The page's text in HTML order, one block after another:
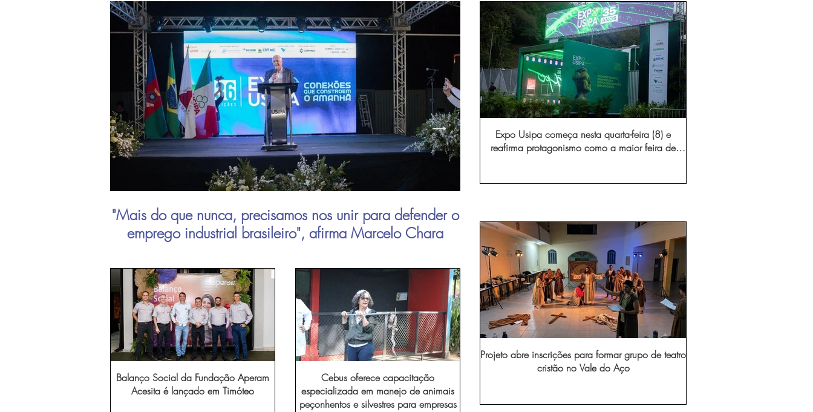
"Mais do que nunca, precisamos nos unir para defender o
emprego industrial brasileiro", afirma Marcelo Chara
viagens de caminhões por ano pelas vias de Timóteo
Balanço Social da Fundação Aperam
Acesita é lançado em Timóteo
Cebus oferece capacitação
especializada em manejo de animais
peçonhentos e silvestres para empresas
Expo Usipa começa nesta quarta-feira (8) e
reafirma protagonismo como a maior feira de
Projeto abre inscrições para formar grupo de teatro
cristão no Vale do Aço